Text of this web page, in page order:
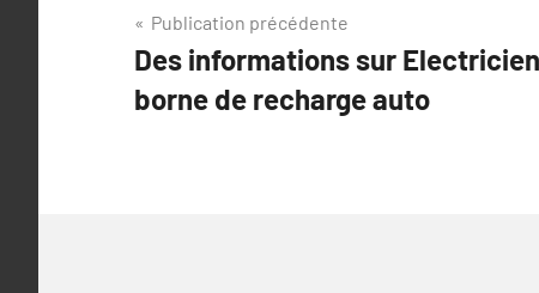
Navigation
de
l’article
Publication précédente
Des informations sur
borne de recharge auto